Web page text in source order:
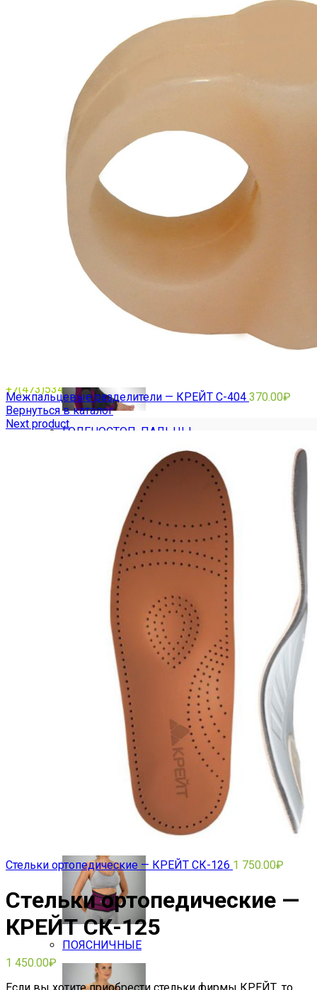
Обувь для девочек
Обувь для мальчиков
Женская ортопедическая обувь
Мужская ортопедическая обувь
Обувь тутора
Подпяточники
Товары по электронным сертификатам
Экзопротезы и бельё
Бельё для экзопротезов
Экзопротезы
+7(473)2534769
+7(473)534769
Ортезы на нижние конечности
КОЛЕНО
БЕДРО, ТАЗ
ГОЛЕНОСТОП, ПАЛЬЦЫ
Ортезы на шейный отдел позвоночника
ШИНА ШАНЦА
Ортезы на позвоночник
ГРУДОПОЯСНИЧНЫЕ
ПОЯСНИЧНЫЕ
Межпальцевые разделители — КРЕЙТ С-404 370.00₽
Вернуться в каталог
Next product
Стельки ортопедические — КРЕЙТ СК-126 1 750.00₽
Стельки ортопедические —
КРЕЙТ СК-125
1 450.00₽